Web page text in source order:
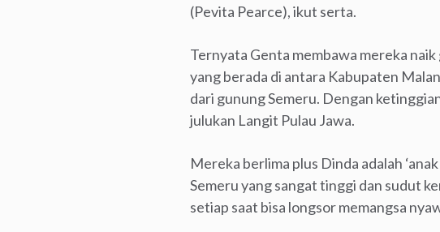
(Pevita Pearce), ikut serta.
Ternyata Genta membawa mereka
yang berada di antara Kabupaten
dari gunung Semeru. Dengan
julukan Langit Pulau Jawa.
Mereka berlima plus Dinda adalah
Semeru yang sangat tinggi dan sudut
setiap saat bisa longsor memangsa